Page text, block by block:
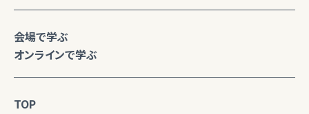
会場で学ぶ
オンラインで学ぶ
TOP